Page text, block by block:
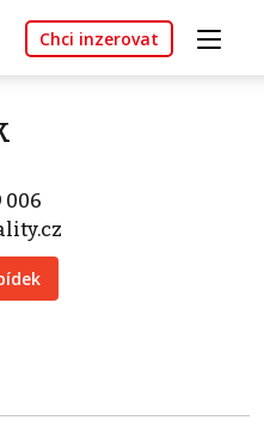
Chci inzerovat
006